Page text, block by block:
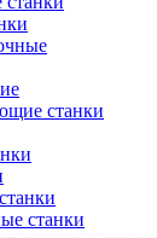
станки
станки